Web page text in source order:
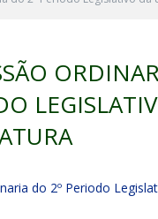
do 2º Periodo